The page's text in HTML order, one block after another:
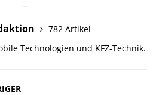
782 Artikel
Technologien und KFZ-Technik.